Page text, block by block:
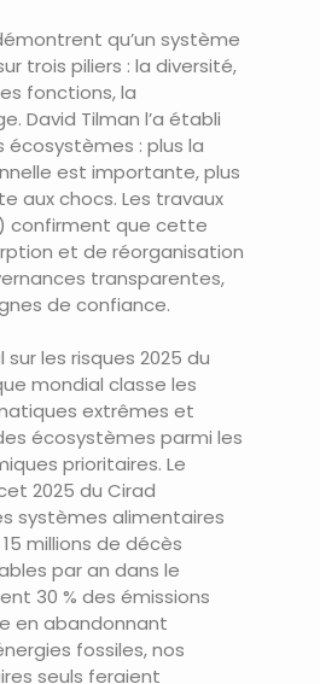
qu’un système
trois piliers : la diversité,
fonctions, la
David Tilman l’a établi
écosystèmes : plus la
est importante, plus
aux chocs. Les travaux
confirment que cette
et de réorganisation
transparentes,
de confiance.
les risques 2025 du
mondial classe les
extrêmes et
écosystèmes parmi les
prioritaires. Le
2025 du Cirad
systèmes alimentaires
millions de décès
par an dans le
30 % des émissions
en abandonnant
fossiles, nos
seuls feraient